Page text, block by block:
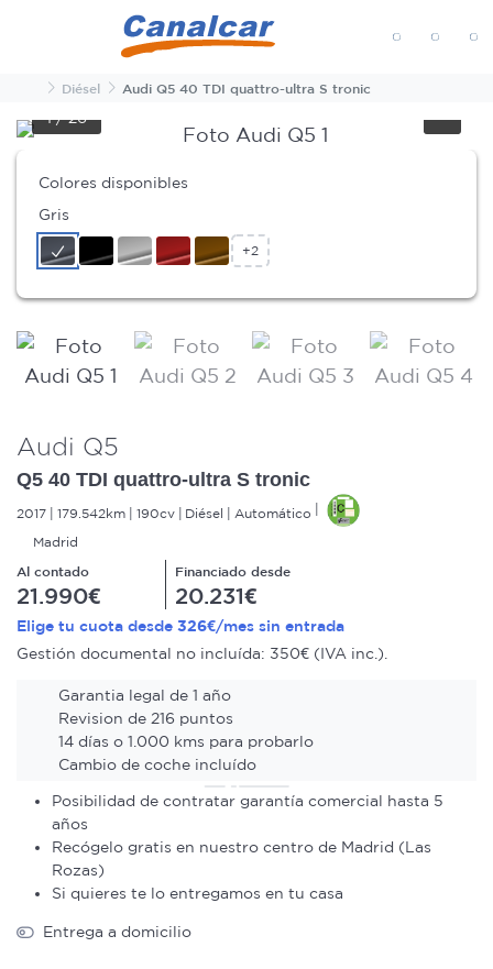
InicioDiésel Audi Q5 40 TDI quattro-ultra S tronic
1/26
Colores disponibles
Gris
+2
Audi Q5
Q5 40 TDI quattro-ultra S tronic
2017 179.542km 190cv Diésel
Automático
Madrid
Al contado
21.990€
Financiado desde
20.231€
Elige tu cuota desde 326€/mes sin entrada
Gestión documental no incluída: 350€ (IVA inc.).
Garantia legal de 1 año
Revision de 216 puntos
14 días o 1.000 kms para probarlo
Cambio de coche incluído
Posibilidad de contratar garantía comercial hasta 5
años
Recógelo gratis en nuestro centro de Madrid (Las
Rozas)
Si quieres te lo entregamos en tu casa
Entrega a domicilio